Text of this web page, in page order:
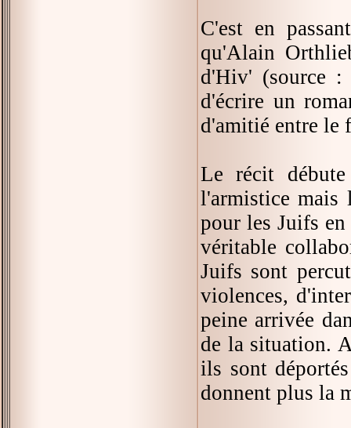
C'est en
qu'Alain
d'Hiv' (source :
d'écrire un
d'amitié entre le
Le récit
l'armistice mais
pour les Juifs
véritable
Juifs sont
violences,
peine arrivée
de la situation.
ils sont
donnent plus la